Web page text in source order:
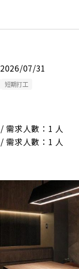
07/31
短期打工
需求人數：1 人
需求人數：1 人